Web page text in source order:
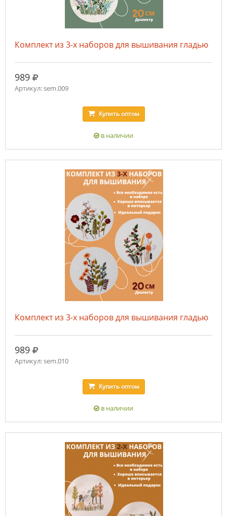
Комплект из 3-х наборов для вышивания гладью
989 руб.
Артикул: sem.009
Купитьоптом
в наличии
Комплект из 3-х наборов для вышивания гладью
989 руб.
Артикул: sem.010
Купитьоптом
в наличии